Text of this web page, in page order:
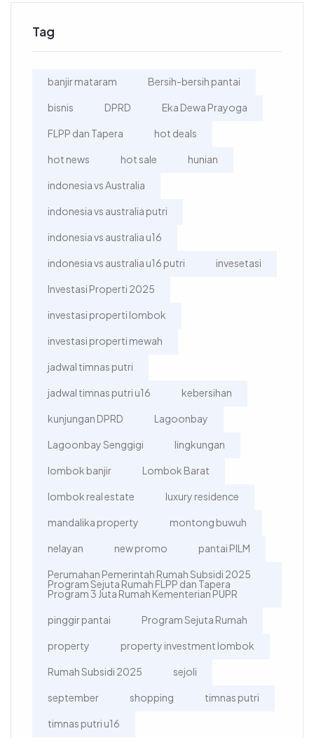
Tag
banjir mataram Bersih-bersih pantai
bisnis DPRD Eka Dewa Prayoga
FLPP dan Tapera hot deals
hot news hot sale hunian
indonesia vs Australia
indonesia vs australia putri
indonesia vs australia u16
indonesia vs australia u16 putri invesetasi
Investasi Properti 2025
investasi properti lombok
investasi properti mewah
jadwal timnas putri
jadwal timnas putri u16 kebersihan
kunjungan DPRD Lagoonbay
Lagoonbay Senggigi lingkungan
lombok banjir Lombok Barat
lombok real estate luxury residence
mandalika property montong buwuh
nelayan new promo pantai PILM
Perumahan Pemerintah Rumah Subsidi 2025
Program Sejuta Rumah FLPP dan Tapera
Program 3 Juta Rumah Kementerian PUPR
pinggir pantai Program Sejuta Rumah
property property investment lombok
Rumah Subsidi 2025 sejoli
september shopping timnas putri
timnas putri u16